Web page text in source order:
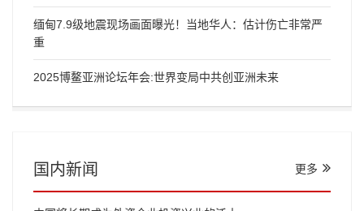
缅甸7.9级地震现场画面曝光！当地华人：估计伤亡非常严
重
2025博鳌亚洲论坛年会:世界变局中共创亚洲未来
国内新闻 更多